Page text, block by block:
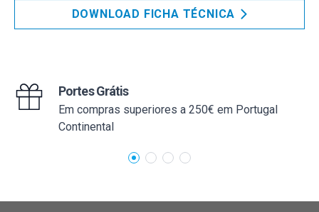
DOWNLOAD FICHA TÉCNICA
Portes Grátis
Em compras superiores a 250€ em Portugal
Continental